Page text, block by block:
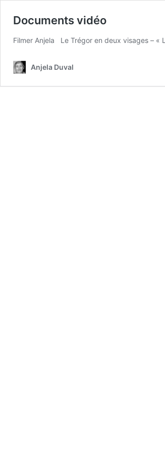
Documents vidéo
Filmer Anjela Le Trégor en deux visages – «
Anjela Duval